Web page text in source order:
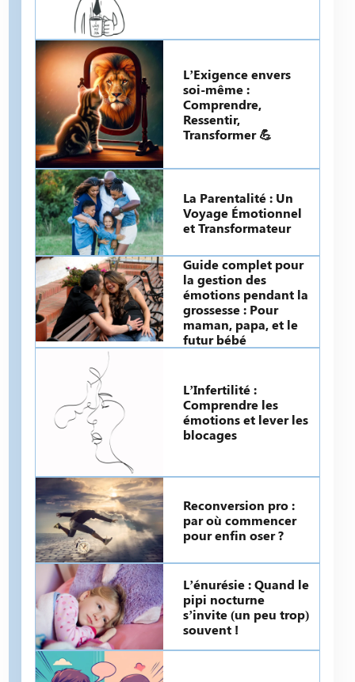
L’Exigence envers
soi-même :
Comprendre,
Ressentir,
Transformer 💪
La Parentalité : Un
Voyage Émotionnel
et Transformateur
Guide complet pour
la gestion des
émotions pendant la
grossesse : Pour
maman, papa, et le
futur bébé
L’Infertilité :
Comprendre les
émotions et lever les
blocages
Reconversion pro :
par où commencer
pour enfin oser ?
L’énurésie : Quand le
pipi nocturne
s’invite (un peu trop)
souvent !